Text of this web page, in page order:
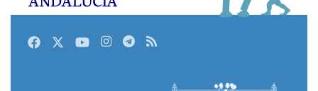
FacebookTwitterYoutubeInstagram
Telegram
RSS